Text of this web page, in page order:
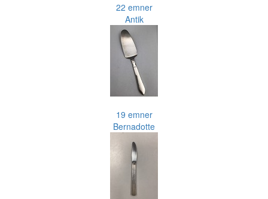
22 emner
Antik
19 emner
Bernadotte